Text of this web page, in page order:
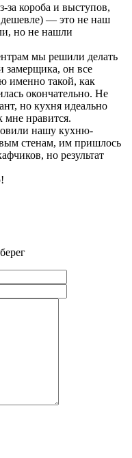
за короба и выступов,
дешевле) — это не наш
но не нашли
мы решили делать
замерщика, он все
именно такой, как
окончательно. Не
но кухня идеально
мне нравится.
нашу кухню-
стенам, им пришлось
но результат